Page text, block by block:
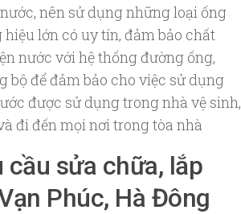
nên sử dụng những loại ống
lớn có uy tín, đảm bảo chất
nước với hệ thống đường ống,
bộ để đảm bảo cho việc sử dụng
được sử dụng trong nhà vệ sinh,
đi đến mọi nơi trong tòa nhà
cầu sửa chữa, lắp
Phúc, Hà Đông